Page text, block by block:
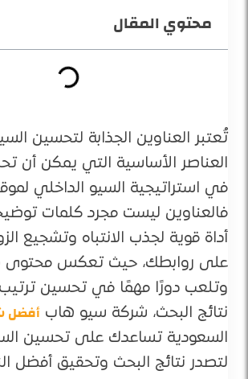
محتوي المقال
تُعتبر العناوين الجذابة لتحسين
العناصر الأساسية التي يمكن أن
في استراتيجية السيو الداخلي
فالعناوين ليست مجرد كلمات
أداة قوية لجذب الانتباه وتشجيع
على روابطك، حيث تعكس
وتلعب دورًا مهمًا في تحسين
نتائج البحث، شركة سيو هاب أفضل
السعودية تساعدك على تحسين
لتصدر نتائج البحث وتحقيق أفضل